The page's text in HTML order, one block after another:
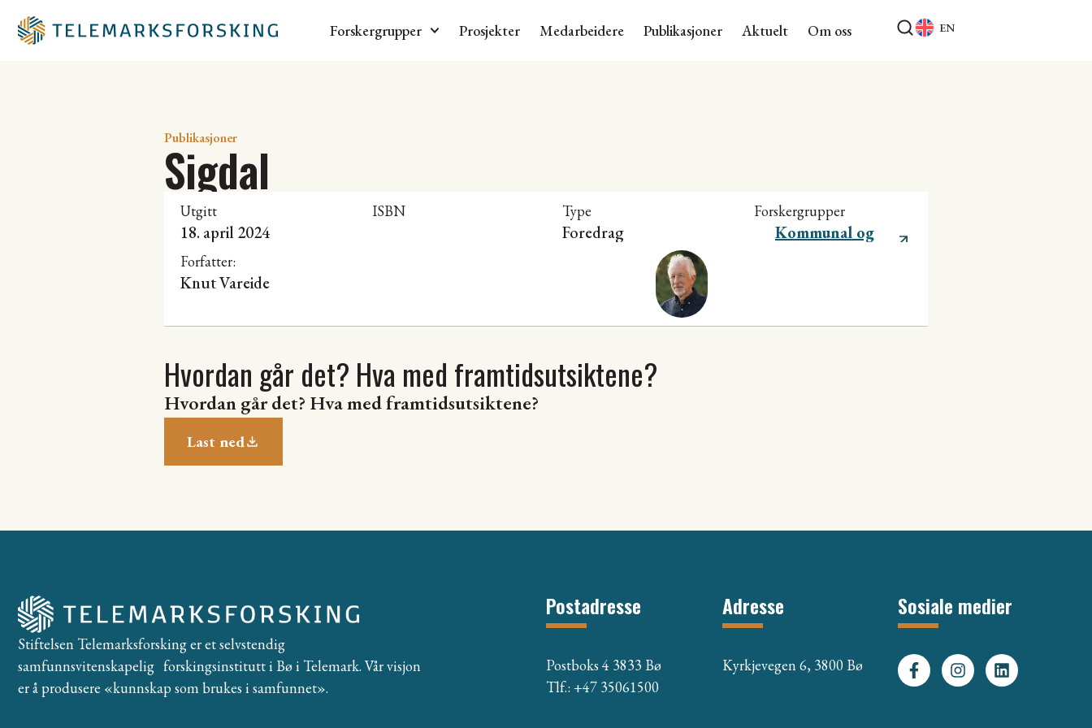
Forskergrupper Prosjekter Medarbeidere Publikasjoner Aktuelt Om oss EN
Publikasjoner
Sigdal
Utgitt
18. april 2024
ISBN Type
Foredrag
Forskergrupper
Kommunal og
regional utvikling
Forfatter:
Knut Vareide
Hvordan går det? Hva med framtidsutsiktene?
Hvordan går det? Hva med framtidsutsiktene?
Last ned
Stiftelsen Telemarksforsking er et selvstendig
samfunnsvitenskapelig forskingsinstitutt i Bø i Telemark. Vår visjon
er å produsere «kunnskap som brukes i samfunnet».
Postadresse
Postboks 4 3833 Bø
Tlf.: +47 35061500
Adresse
Kyrkjevegen 6, 3800 Bø
Sosiale medier